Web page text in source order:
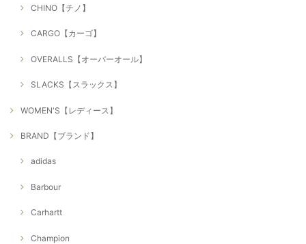
CHINO【チノ】
CARGO【カーゴ】
OVERALLS【オーバーオール】
SLACKS【スラックス】
WOMEN'S【レディース】
BRAND【ブランド】
adidas
Barbour
Carhartt
Champion